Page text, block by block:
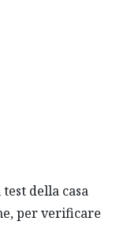
della casa
per verificare